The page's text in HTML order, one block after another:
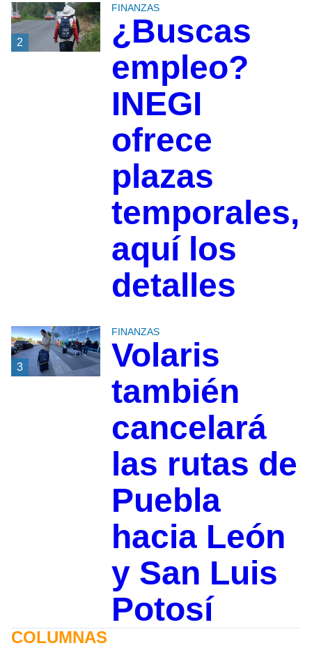
2
FINANZAS
¿Buscas
empleo?
INEGI
ofrece
plazas
temporales,
aquí los
detalles
3
FINANZAS
Volaris
también
cancelará
las rutas de
Puebla
hacia León
y San Luis
Potosí
COLUMNAS